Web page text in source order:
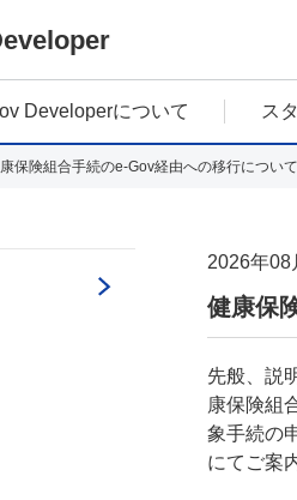
Developerについて ス
保険組合手続のe-Gov経由への移行につい
2026年08
健康保
先般、説
康保険組
象手続の
にてご案